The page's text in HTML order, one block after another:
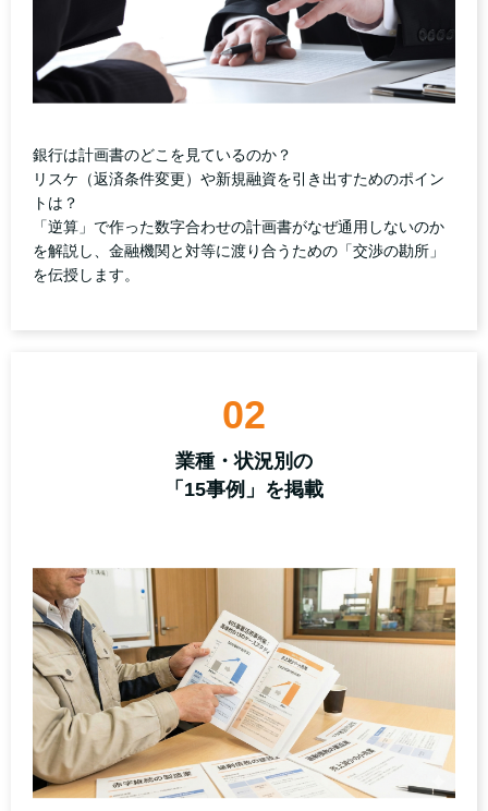
銀行は計画書のどこを見ているのか？
リスケ（返済条件変更）や新規融資を引き出すためのポイン
トは？
「逆算」で作った数字合わせの計画書がなぜ通用しないのか
を解説し、金融機関と対等に渡り合うための「交渉の勘所」
を伝授します。
02
業種・状況別の
「15事例」を掲載